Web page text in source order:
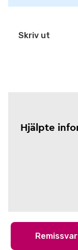
Skriv ut
Hjälpte
Remissvar